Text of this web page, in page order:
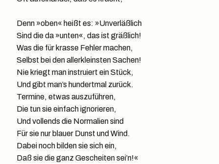
Denn »oben« heißt es: »Unverläßlich
Sind die da »unten«, das ist gräßlich!
Was die für krasse Fehler machen,
Selbst bei den allerkleinsten Sachen!
Nie kriegt man instruiert ein Stück,
Und gibt man’s hundertmal zurück.
Termine, etwas auszuführen,
Die tun sie einfach ignorieren,
Und vollends die Normalien sind
Für sie nur blauer Dunst und Wind.
Dabei noch bilden sie sich ein,
Daß sie die ganz Gescheiten sei’n!«